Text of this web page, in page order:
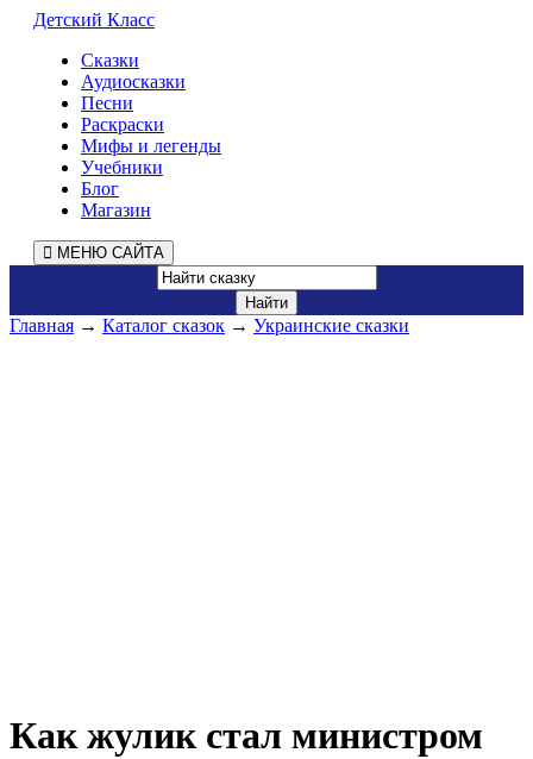
Детский Класс
Сказки
Аудиосказки
Песни
Раскраски
Мифы и легенды
Учебники
Блог
Магазин
МЕНЮ САЙТА
Главная → Каталог сказок → Украинские сказки
Как жулик стал министром